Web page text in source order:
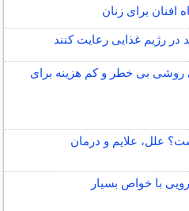
افنان برای زنان
در رژیم غذایی رعایت کنند
روشی بی خطر و کم هزینه برای
علل، علایم و درمان
با خواص بسیار